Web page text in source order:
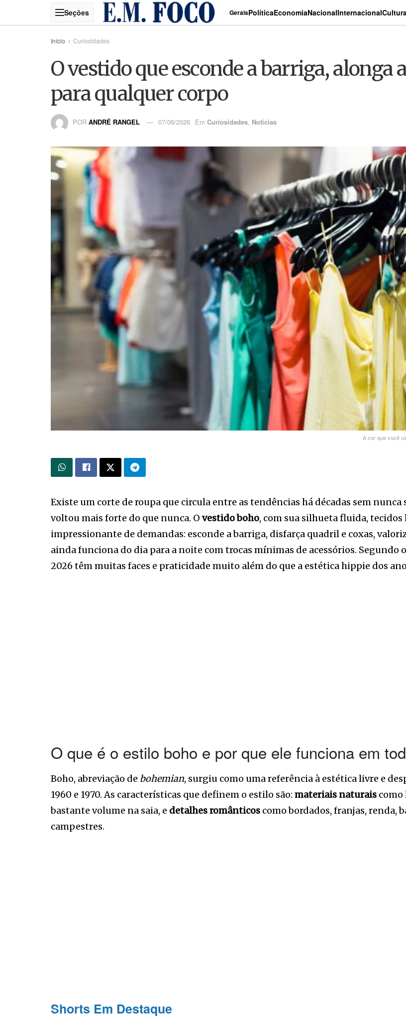
GeraisPolíticaEconomiaNacionalInternacionalCultura
Início Curiosidades
O vestido que esconde a barriga, alonga
para qualquer corpo
POR ANDRÉ RANGEL 07/06/2026 Em Curiosidades, Notícias
A cor que você
Existe um corte de roupa que circula entre as tendências há décadas sem nunca
voltou mais forte do que nunca. O vestido boho, com sua silhueta fluida,
impressionante de demandas: esconde a barriga, disfarça quadril e coxas,
ainda funciona do dia para a noite com trocas mínimas de acessórios. Segundo
2026 têm muitas faces e praticidade muito além do que a estética hippie dos
O que é o estilo boho e por que ele funciona em
Boho, abreviação de bohemian, surgiu como uma referência à estética livre e
1960 e 1970. As características que definem o estilo são: materiais naturais como
bastante volume na saia, e detalhes românticos como bordados, franjas, renda,
campestres.
Shorts Em Destaque